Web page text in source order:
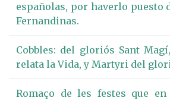
españolas, por haverlo puesto
Fernandinas.
Cobbles: del gloriós Sant
relata la Vida, y Martyri del
Romaço de les festes que